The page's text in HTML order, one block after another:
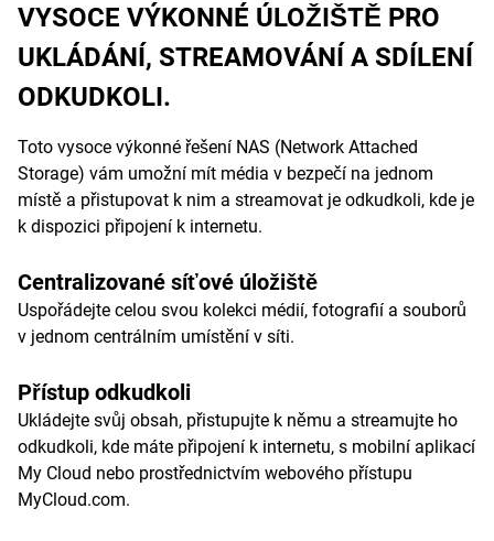
VYSOCE VÝKONNÉ ÚLOŽIŠTĚ PRO
UKLÁDÁNÍ, STREAMOVÁNÍ A SDÍLENÍ
ODKUDKOLI.
Toto vysoce výkonné řešení NAS (Network Attached
Storage) vám umožní mít média v bezpečí na jednom
místě a přistupovat k nim a streamovat je odkudkoli, kde je
k dispozici připojení k internetu.
Centralizované síťové úložiště
Uspořádejte celou svou kolekci médií, fotografií a souborů
v jednom centrálním umístění v síti.
Přístup odkudkoli
Ukládejte svůj obsah, přistupujte k němu a streamujte ho
odkudkoli, kde máte připojení k internetu, s mobilní aplikací
My Cloud nebo prostřednictvím webového přístupu
MyCloud.com.